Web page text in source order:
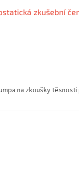
zkušební
na zkoušky